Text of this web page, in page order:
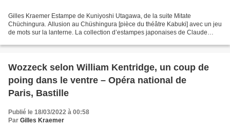
Gilles Kraemer Estampe de Kuniyoshi Utagawa, de la suite Mitate
Chüchingura. Allusion au Chüshingura [pièce du théâtre Kabuki] avec un jeu
de mots sur la lanterne. La collection d’estampes japonaises de Claude
Wozzeck selon William Kentridge, un coup de
poing dans le ventre – Opéra national de
Paris, Bastille
Publié le 18/03/2022 à 00:58
Par Gilles Kraemer